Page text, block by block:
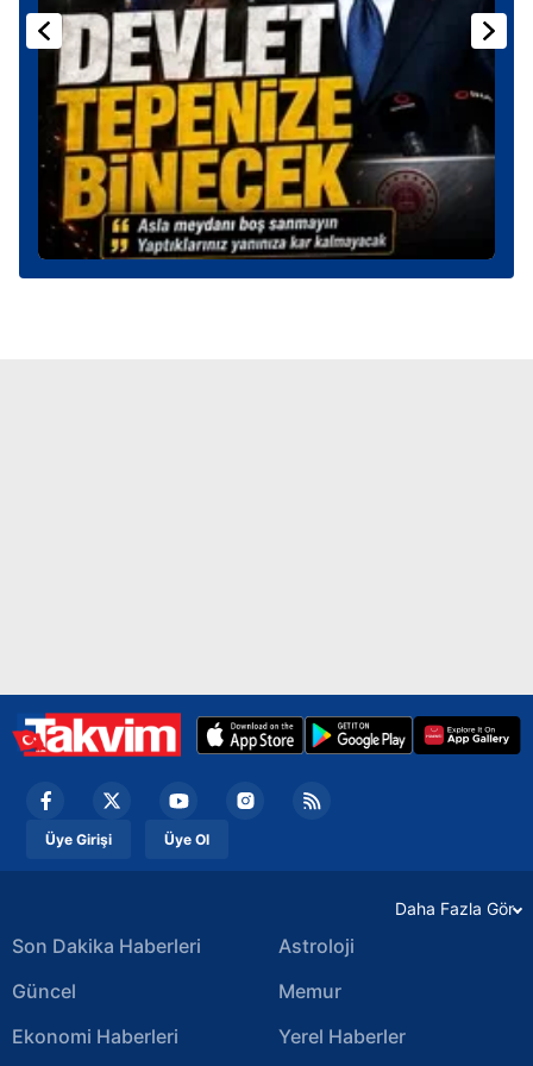
kullanılmaktadır. Bu çerezler vasıtasıyla çeşitli kişisel
verileriniz işlenmekte olup gerekli olan çerezler bilgi
toplumu hizmetlerinin sunulması amacıyla
kullanılmaktadır. Diğer çerezler, sitemizin daha işlevsel
kılınması ve kişiselleştirilmesi ve sizlere yönelik
reklam/pazarlama faaliyetlerinin yapılması, amaçlarıyla
sınırlı olarak açık rızanız dahilinde kullanılacaktır.
Çerezlere ilişkin tercihlerinizi aşağıda yer alan panel
vasıtasıyla belirleyebilirsiniz. Çerezlere ilişkin detaylı bilgi
Üye Girişi Üye Ol
Daha Fazla Gör
Son Dakika Haberleri
Güncel
Ekonomi Haberleri
Astroloji
Memur
Yerel Haberler